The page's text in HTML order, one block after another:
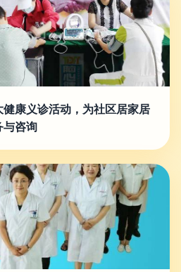
康义诊活动，为社区居家居
与咨询